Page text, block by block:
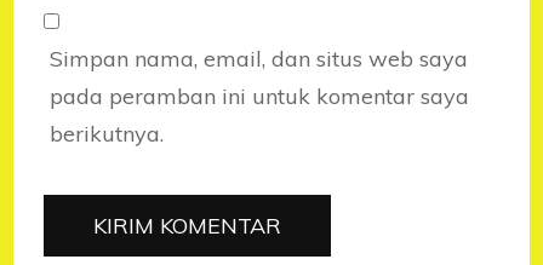
Simpan nama, email, dan situs web saya
pada peramban ini untuk komentar saya
berikutnya.